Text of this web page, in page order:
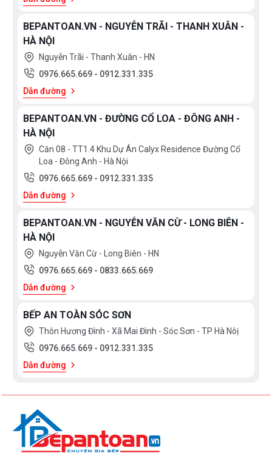
BEPANTOAN.VN - NGUYỄN TRÃI - THANH XUÂN -
HÀ NỘI
Nguyễn Trãi - Thanh Xuân - HN
0976.665.669 - 0912.331.335
Dẫn đường
BEPANTOAN.VN - ĐƯỜNG CỔ LOA - ĐÔNG ANH -
HÀ NỘI
Căn 08 - TT1.4 Khu Dự Án Calyx Residence Đường Cổ
Loa - Đông Anh - Hà Nội
0976.665.669 - 0912.331.335
Dẫn đường
BEPANTOAN.VN - NGUYỄN VĂN CỪ - LONG BIÊN -
HÀ NỘI
Nguyễn Văn Cừ - Long Biên - HN
0976.665.669 - 0833.665.669
Dẫn đường
BẾP AN TOÀN SÓC SƠN
Thôn Hương Đình - Xã Mai Đình - Sóc Sơn - TP Hà Nôị
0976.665.669 - 0912.331.335
Dẫn đường